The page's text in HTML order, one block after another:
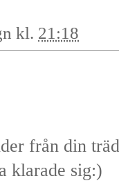
kl. 21:18
från din
klarade sig:)